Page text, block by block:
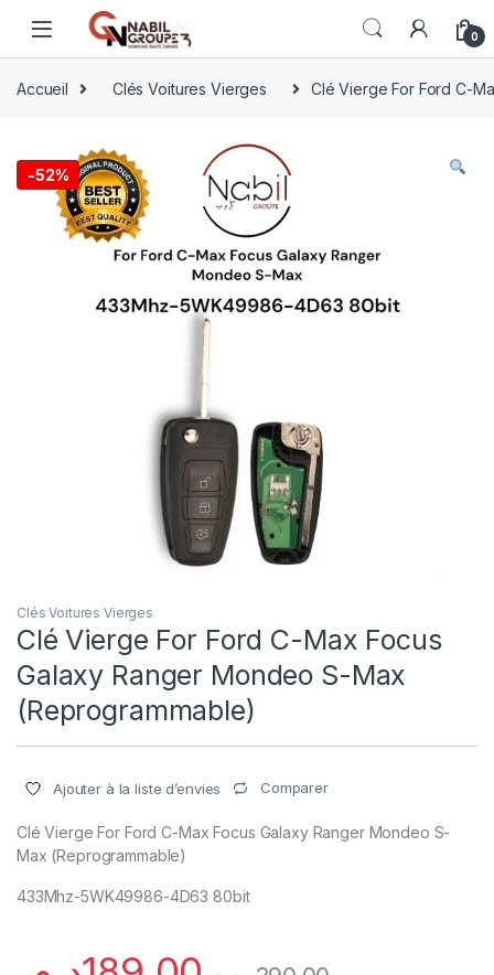
0
Accueil Clés Voitures Vierges Clé Vierge For Ford C-
-52%
Clés Voitures Vierges
Clé Vierge For Ford C-Max Focus
Galaxy Ranger Mondeo S-Max
(Reprogrammable)
Ajouter à la liste d’envies Comparer
Clé Vierge For Ford C-Max Focus Galaxy Ranger Mondeo S-
Max (Reprogrammable)
433Mhz-5WK49986-4D63 80bit